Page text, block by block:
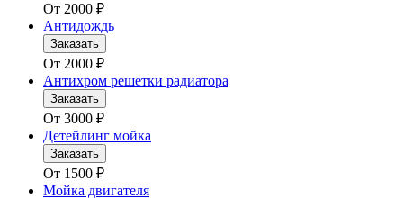
От 2000 ₽
Антидождь
Заказать
От 2000 ₽
Антихром решетки радиатора
Заказать
От 3000 ₽
Детейлинг мойка
Заказать
От 1500 ₽
Мойка двигателя